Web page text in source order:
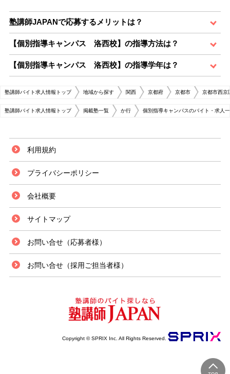
塾講師JAPANで応募するメリットは？
【個別指導キャンパス 洛西校】の指導方法は？
【個別指導キャンパス 洛西校】の指導学年は？
塾講師バイト求人情報トップ 地域から探す 関西 京都府 京都市 京都市西京
塾講師バイト求人情報トップ 掲載塾一覧 か行 個別指導キャンパスのバイト・求人
利用規約
プライバシーポリシー
会社概要
サイトマップ
お問い合せ（応募者様）
お問い合せ（採用ご担当者様）
Copyright © SPRIX Inc. All Rights Reserved.